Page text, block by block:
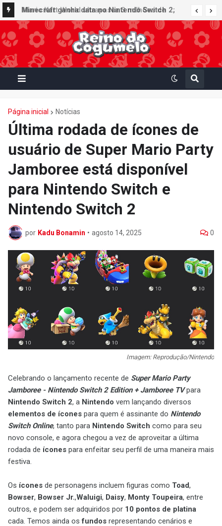
Minecraft ganha data no Nintendo Switch 2;
Super Mario Mash-Up receberá atualização
gráfica exclusiva
Página inicial Notícias
Última rodada de ícones de
usuário de Super Mario Party
Jamboree está disponível
para Nintendo Switch e
Nintendo Switch 2
por Kadu Bonamin • agosto 14, 2025 0
Imagem: Reprodução/Nintendo
Celebrando o lançamento recente de Super Mario Party
Jamboree - Nintendo Switch 2 Edition + Jamboree TVpara
Nintendo Switch 2, a Nintendo vem lançando diversos
elementos de ícones para quem é assinante do Nintendo
Switch Online, tanto para Nintendo Switch como para seu
novo console, e agora chegou a vez de aproveitar a última
rodada de ícones para enfeitar seu perfil de uma maneira mais
festiva.
Os ícones de personagens incluem figuras como Toad,
Bowser, Bowser Jr.,Waluigi, Daisy, Monty Toupeira, entre
outros, e podem ser adquiridos por 10 pontos de platina
cada. Temos ainda osfundos representando cenários e